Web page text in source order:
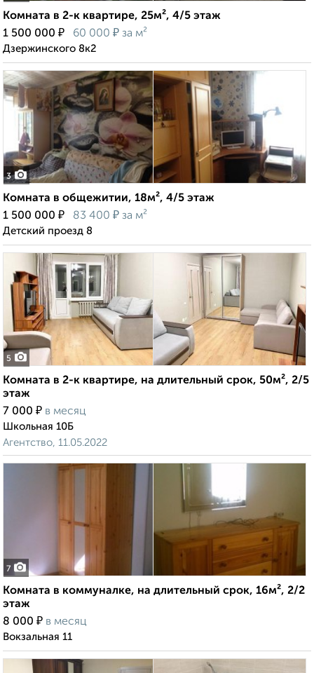
Комната в 2-к квартире, 25м², 4/5 этаж
1 500 000 ₽ 60 000 ₽ за м²
Дзержинского 8к2
3
Комната в общежитии, 18м², 4/5 этаж
1 500 000 ₽ 83 400 ₽ за м²
Детский проезд 8
5
Комната в 2-к квартире, на длительный срок, 50м², 2/5
этаж
7 000 ₽ в месяц
Школьная 10Б
Агентство, 11.05.2022
7
Комната в коммуналке, на длительный срок, 16м², 2/2
этаж
8 000 ₽ в месяц
Вокзальная 11